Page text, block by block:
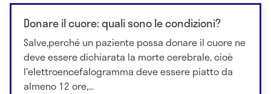
Donare il cuore: quali sono le condizioni?
Salve,perché un paziente possa donare il cuore ne
deve essere dichiarata la morte cerebrale, cioè
l'elettroencefalogramma deve essere piatto da
almeno 12 ore,...